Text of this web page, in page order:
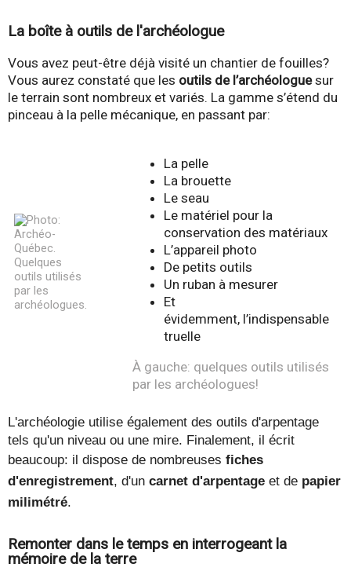
La boîte à outils de l'archéologue
Vous avez peut-être déjà visité un chantier de fouilles?
Vous aurez constaté que les outils de l’archéologuesur
le terrain sont nombreux et variés. La gamme s’étend du
pinceau à la pelle mécanique, en passant par:
La pelle
La brouette
Le seau
Le matériel pour la
conservation des matériaux
L’appareil photo
De petits outils
Un ruban à mesurer
Et
évidemment, l’indispensable
truelle
À gauche: quelques outils utilisés
par les archéologues!
L'archéologie utilise également des outils d'arpentage
tels qu'un niveau ou une mire. Finalement, il écrit
beaucoup: il dispose de nombreuses fiches
d'enregistrement, d'un carnet d'arpentage et de papier
milimétré.
Remonter dans le temps en interrogeant la
mémoire de la terre